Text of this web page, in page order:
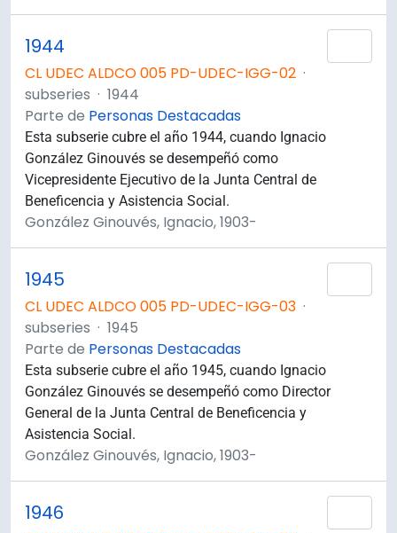
1944
CL UDEC ALDCO 005 PD-UDEC-IGG-02 ·
subseries · 1944
Parte de Personas Destacadas
Esta subserie cubre el año 1944, cuando Ignacio
González Ginouvés se desempeñó como
Vicepresidente Ejecutivo de la Junta Central de
Beneficencia y Asistencia Social.
González Ginouvés, Ignacio, 1903-
1945
CL UDEC ALDCO 005 PD-UDEC-IGG-03 ·
subseries · 1945
Parte de Personas Destacadas
Esta subserie cubre el año 1945, cuando Ignacio
González Ginouvés se desempeñó como Director
General de la Junta Central de Beneficencia y
Asistencia Social.
González Ginouvés, Ignacio, 1903-
1946